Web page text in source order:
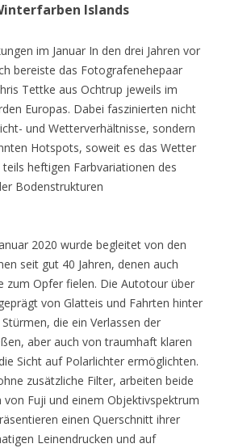
Islands
im Januar In den drei Jahren vor
bereiste das Fotografenehepaar
Tettke aus Ochtrup jeweils im
Europas. Dabei faszinierten nicht
und Wetterverhältnisse, sondern
Hotspots, soweit es das Wetter
heftigen Farbvariationen des
Bodenstrukturen
2020 wurde begleitet von den
seit gut 40 Jahren, denen auch
zum Opfer fielen. Die Autotour über
von Glatteis und Fahrten hinter
die ein Verlassen der
aber auch von traumhaft klaren
Sicht auf Polarlichter ermöglichten.
zusätzliche Filter, arbeiten beide
von Fuji und einem Objektivspektrum
einen Querschnitt ihrer
Leinendrucken und auf